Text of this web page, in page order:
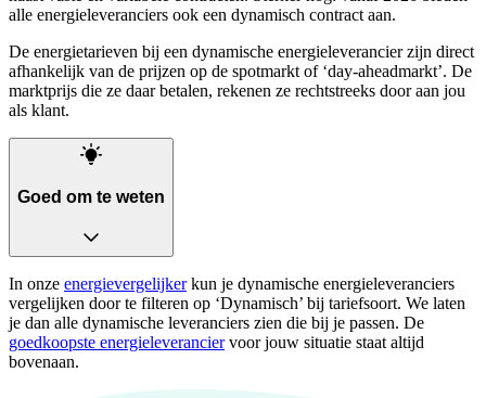
alle energieleveranciers ook een dynamisch contract aan.
De energietarieven bij een dynamische energieleverancier zijn direct
afhankelijk van de prijzen op de spotmarkt of ‘day-aheadmarkt’. De
marktprijs die ze daar betalen, rekenen ze rechtstreeks door aan jou
als klant.
Goed om te weten
In onze energievergelijkerkun je dynamische energieleveranciers
vergelijken door te filteren op ‘Dynamisch’ bij tariefsoort. We laten
je dan alle dynamische leveranciers zien die bij je passen. De
goedkoopste energieleveranciervoor jouw situatie staat altijd
bovenaan.